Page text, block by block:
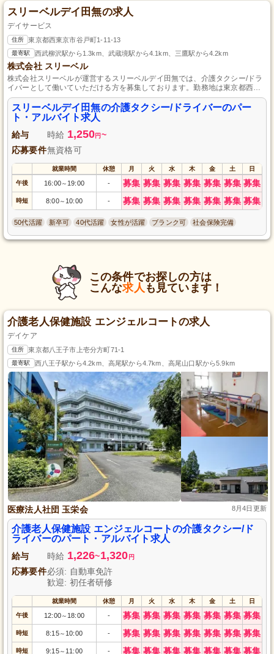
スリーベルデイ田無の求人
デイサービス
住所 東京都西東京市谷戸町1-11-13
最寄駅 西武柳沢駅から1.3km、武蔵境駅から4.1km、三鷹駅から4.2km
株式会社 スリーベル
株式会社スリーベルが運営するスリーベルデイ田無では、介護タクシー/ドラ
イバーとして働いていただける方を募集しております。勤務地は東京都西東
京市になります。普通自動車運転免許があれば経験は問いませんので、介護
業界未経験の方でも安心してご応募ください。あなたの運転で利用者様の安
心・安全をサポートしませんか？パート・アルバイト雇用形態で働きやすい
環境を整えております。
スリーベルデイ田無の介護タクシー/ドライバーのパー
ト・アルバイト求人
給与 時給 1,250円 ~
応募要件無資格可
就業時間 休憩 月 火 水 木 金 土 日
午後 16:00～ 19:00 - 募集 募集 募集 募集 募集 募集 募集
時短 8:00～ 10:00 - 募集 募集 募集 募集 募集 募集 募集
50代活躍 新卒可 40代活躍 女性が活躍 ブランク可 社会保険完備
この条件でお探しの方は
こんな求人 も見ています！
介護老人保健施設 エンジェルコートの求人
デイケア
住所 東京都八王子市上壱分方町71-1
最寄駅 西八王子駅から4.2km、高尾駅から4.7km、高尾山口駅から5.9km
医療法人社団 玉栄会 8月4日更新
介護老人保健施設 エンジェルコートの介護タクシー/ド
ライバーのパート・アルバイト求人
給与 時給 1,226~1,320 円
応募要件必須: 自動車免許
歓迎: 初任者研修
就業時間 休憩 月 火 水 木 金 土 日
午後 12:00～ 18:00 - 募集 募集 募集 募集 募集 募集 募集
時短 8:15～ 10:00 - 募集 募集 募集 募集 募集 募集 募集
時短 9:15～ 11:00 - 募集 募集 募集 募集 募集 募集 募集